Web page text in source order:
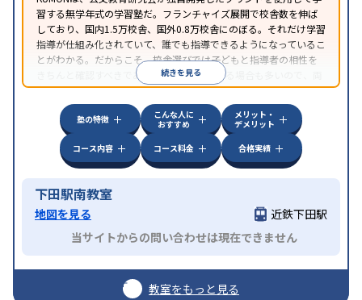
習する無学年式の学習塾だ。フランチャイズ展開で校舎数を伸ば
しており、国内1.5万校舎、国外0.8万校舎にのぼる。それだけ学習
指導が仕組み化されていて、誰でも指導できるようになっているこ
とがわかる。だからこそ、校舎選びでは子どもと指導者の相性を
きちんと確認すべきである。近所に2校舎ある場合も多いので、両
方見学してみることをオススメする。
続きを見る
塾の特徴
こんな人に
おすすめ
メリット・
デメリット
コース内容
コース料金 合格実績
下田駅南教室
地図を見る
近鉄下田駅
当サイトからの問い合わせは現在できません
教室をもっと見る